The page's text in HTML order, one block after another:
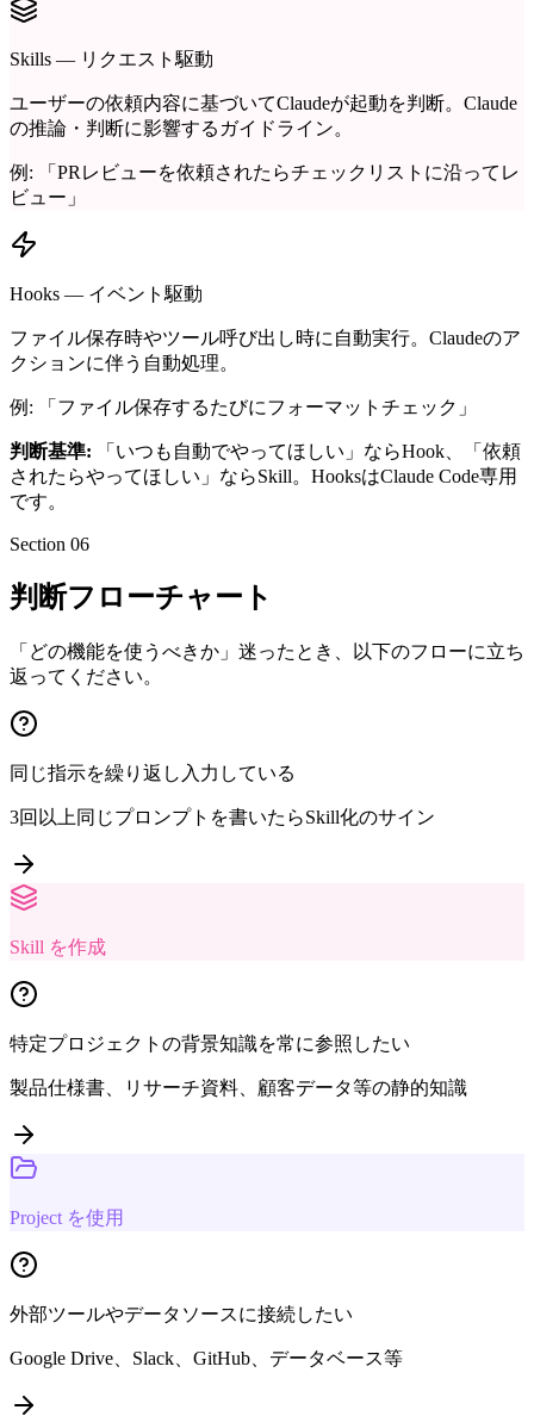
Skills — リクエスト駆動
ユーザーの依頼内容に基づいてClaudeが起動を判断。Claude
の推論・判断に影響するガイドライン。
例: 「PRレビューを依頼されたらチェックリストに沿ってレ
ビュー」
Hooks — イベント駆動
ファイル保存時やツール呼び出し時に自動実行。Claudeのア
クションに伴う自動処理。
例: 「ファイル保存するたびにフォーマットチェック」
判断基準:
「いつも自動でやってほしい」ならHook、「依頼
されたらやってほしい」ならSkill。HooksはClaude Code専用
です。
Section 06
判断フローチャート
「どの機能を使うべきか」迷ったとき、以下のフローに立ち
返ってください。
同じ指示を繰り返し入力している
3回以上同じプロンプトを書いたらSkill化のサイン
Skill を作成
特定プロジェクトの背景知識を常に参照したい
製品仕様書、リサーチ資料、顧客データ等の静的知識
Project を使用
外部ツールやデータソースに接続したい
Google Drive、Slack、GitHub、データベース等